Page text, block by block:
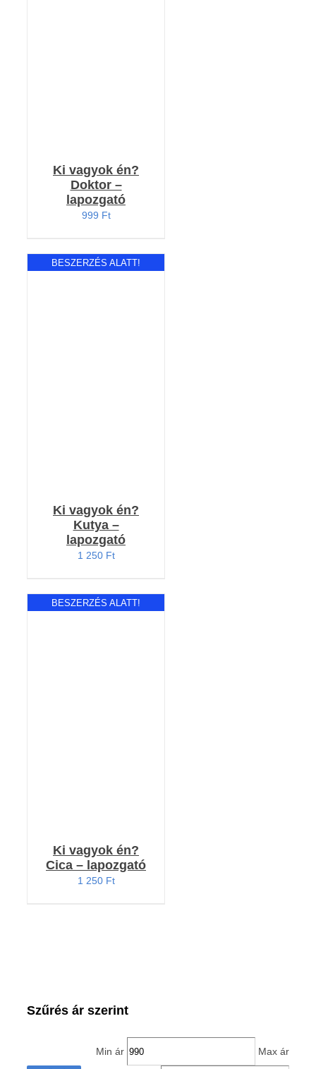
Ki vagyok én?
Doktor –
lapozgató
999 Ft
BESZERZÉS ALATT!
Ki vagyok én?
Kutya –
lapozgató
1 250 Ft
BESZERZÉS ALATT!
Ki vagyok én?
Cica – lapozgató
1 250 Ft
Szűrés ár szerint
Min ár Max ár